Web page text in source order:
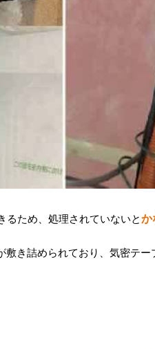
るため、処理されていないとか
き詰められており、気密テ